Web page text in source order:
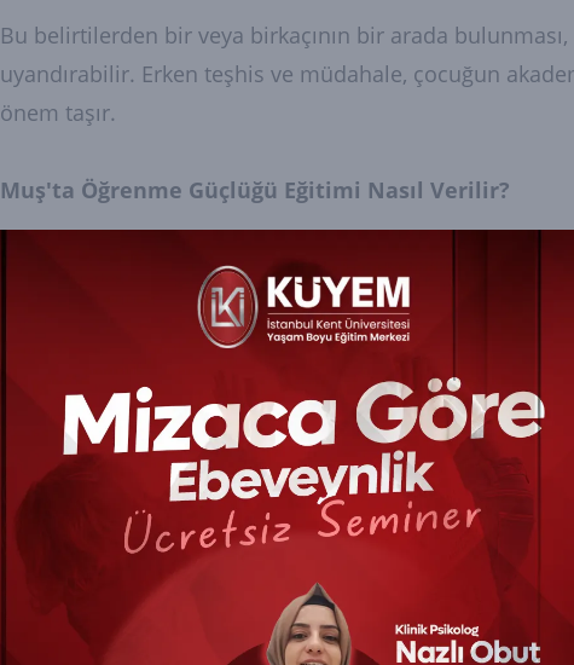
Bu belirtilerden bir veya birkaçının bir arada
uyandırabilir. Erken teşhis ve müdahale, çocuğun
önem taşır.
Muş'ta Öğrenme Güçlüğü Eğitimi Nasıl Verilir?
Muş'ta öğrenme güçlüğü yaşayan çocuklar için özel
sunulmaktadır. Bu programlar genellikle şunları içerir:
Bireyselleştirilmiş eğitim planları (BEP): Her çocuğun
hedefleri ve yöntemleri belirlenmiş eğitim planları.
Özel eğitim öğretmenleri tarafından verilen destek:
tekniklerle eğitim.